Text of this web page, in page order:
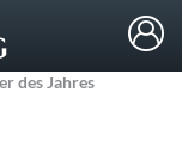
des Jahres